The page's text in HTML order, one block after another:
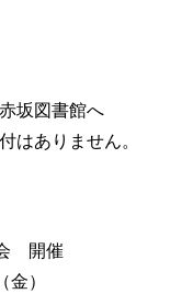
坂図書館へ
ありません。
開催
）